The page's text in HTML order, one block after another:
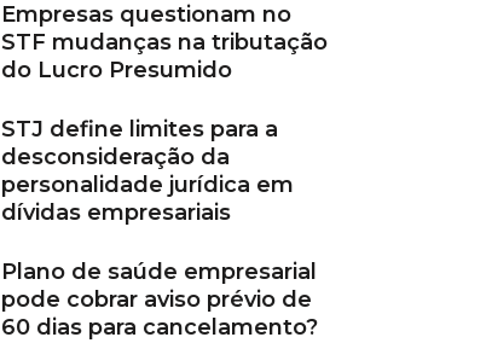
Empresas questionam no
STF mudanças na tributação
do Lucro Presumido
STJ define limites para a
desconsideração da
personalidade jurídica em
dívidas empresariais
Plano de saúde empresarial
pode cobrar aviso prévio de
60 dias para cancelamento?